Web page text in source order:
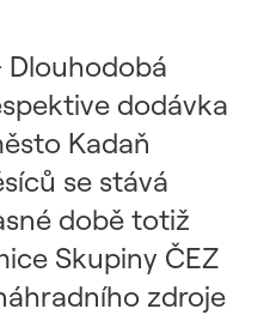
Dlouhodobá
dodávka
Kadaň
se stává
době totiž
Skupiny ČEZ
zdroje